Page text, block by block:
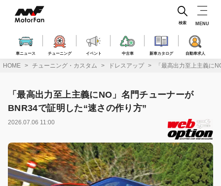
ス
車ニュース チューニング イベント 中古車 新車カタログ 自動車求人
検索 MENU
HOME チューニング・カスタム ドレスアップ 「最高出力至上主義に
「最高出力至上主義にNO」名門チューナーが
BNR34で証明した“速さの作り方”
2026.07.06 11:00